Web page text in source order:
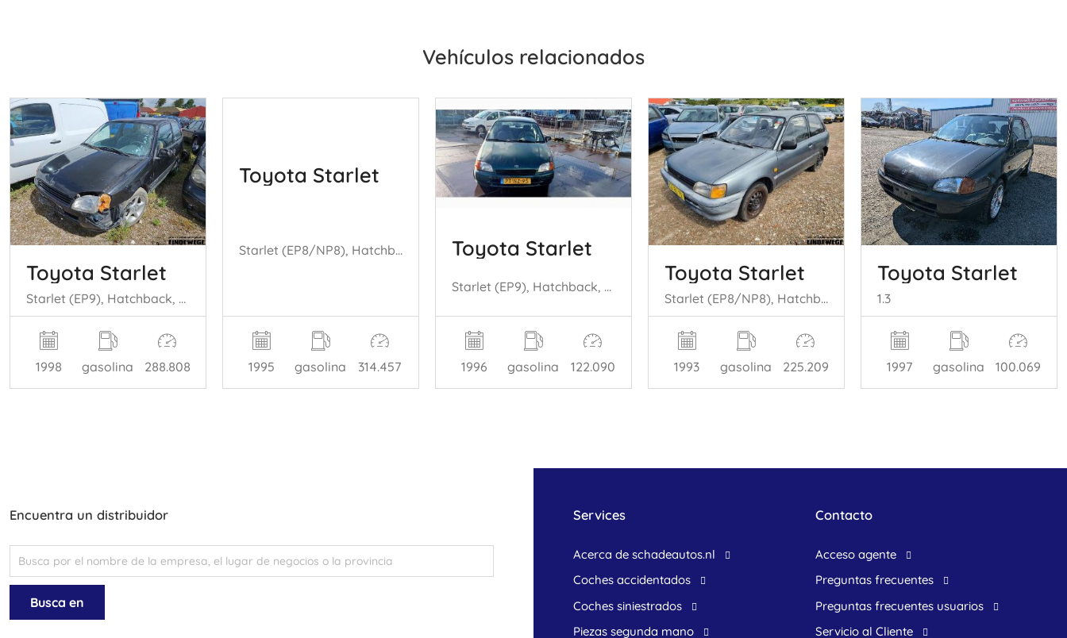
Vehículos relacionados
Toyota Starlet
Starlet (EP9), Hatchback, 1996 / 1999 1.3,XLi,GLi 16V
1998 gasolina 288.808
Toyota Starlet
Starlet (EP8/NP8), Hatchback, 1989 / 1996 1.3 Friend,XLi 12V
1995 gasolina 314.457
Toyota Starlet
Starlet (EP9), Hatchback, 1996 / 1999 1.3,XLi,GLi 16V
1996 gasolina 122.090
Toyota Starlet
Starlet (EP8/NP8), Hatchback, 1989 / 1996 1.3 Friend,XLi 12V
1993 gasolina 225.209
Toyota Starlet
1.3
1997 gasolina 100.069
Encuentra un distribuidor Services
Acerca de schadeautos.nl
Coches accidentados
Coches siniestrados
Piezas segunda mano
Contacto
acceso agente
preguntas frecuentes
preguntas frecuentes usuarios
Servicio al Cliente